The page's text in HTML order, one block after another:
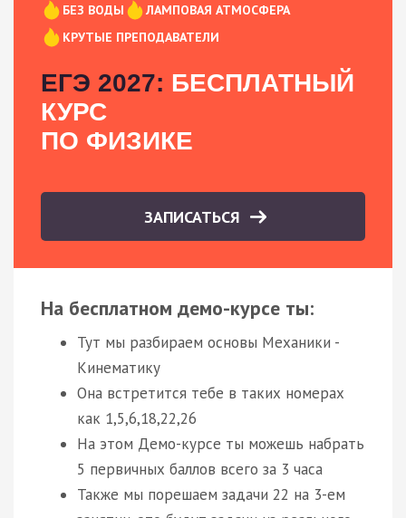
БЕЗ ВОДЫ
ЛАМПОВАЯ АТМОСФЕРА
КРУТЫЕ ПРЕПОДАВАТЕЛИ
ЕГЭ 2027: БЕСПЛАТНЫЙ
КУРС
ПО ФИЗИКЕ
ЗАПИСАТЬСЯ
На бесплатном демо-курсе ты:
Тут мы разбираем основы Механики -
Кинематику
Она встретится тебе в таких номерах
как 1,5,6,18,22,26
На этом Демо-курсе ты можешь набрать
5 первичных баллов всего за 3 часа
Также мы порешаем задачи 22 на 3-ем